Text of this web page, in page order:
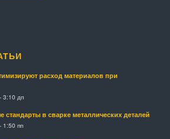
расход материалов при
3:10 дп
в сварке металлических деталей
1:50 пп